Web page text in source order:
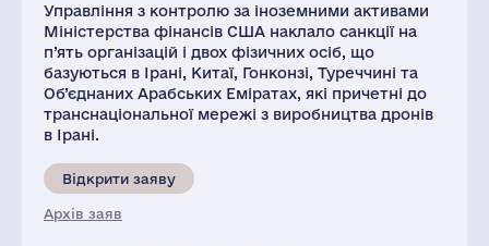
Управління з контролю за іноземними активами
Міністерства фінансів США наклало санкції на
п’ять організацій і двох фізичних осіб, що
базуються в Ірані, Китаї, Гонконзі, Туреччині та
Об’єднаних Арабських Еміратах, які причетні до
транснаціональної мережі з виробництва дронів
в Ірані.
Відкрити заяву
Архів заяв